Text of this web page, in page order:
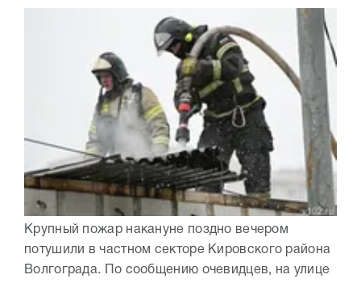
Крупный пожар накануне поздно вечером
потушили в частном секторе Кировского района
Волгограда. По сообщению очевидцев, на улице